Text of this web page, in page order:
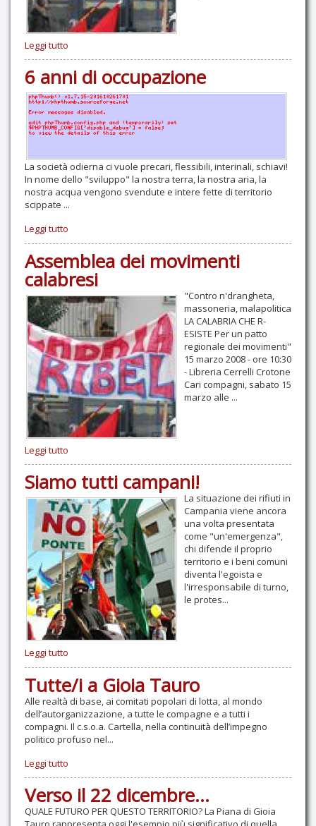
Leggi tutto
6 anni di occupazione
La società odierna ci vuole precari, flessibili, interinali, schiavi!
In nome dello "sviluppo" la nostra terra, la nostra aria, la
nostra acqua vengono svendute e intere fette di territorio
scippate ...
Leggi tutto
Assemblea dei movimenti
calabresi
"Contro n'drangheta,
massoneria, malapolitica
LA CALABRIA CHE R-
ESISTE Per un patto
regionale dei movimenti"
15 marzo 2008 - ore 10:30
- Libreria Cerrelli Crotone
Cari compagni, sabato 15
marzo alle ...
Leggi tutto
Siamo tutti campani!
La situazione dei rifiuti in
Campania viene ancora
una volta presentata
come "un'emergenza",
chi difende il proprio
territorio e i beni comuni
diventa l'egoista e
l'irresponsabile di turno,
le protes...
Leggi tutto
Tutte/i a Gioia Tauro
Alle realtà di base, ai comitati popolari di lotta, al mondo
dell’autorganizzazione, a tutte le compagne e a tutti i
compagni. Il c.s.o.a. Cartella, nella continuità dell’impegno
politico profuso nel...
Leggi tutto
Verso il 22 dicembre...
QUALE FUTURO PER QUESTO TERRITORIO? La Piana di Gioia